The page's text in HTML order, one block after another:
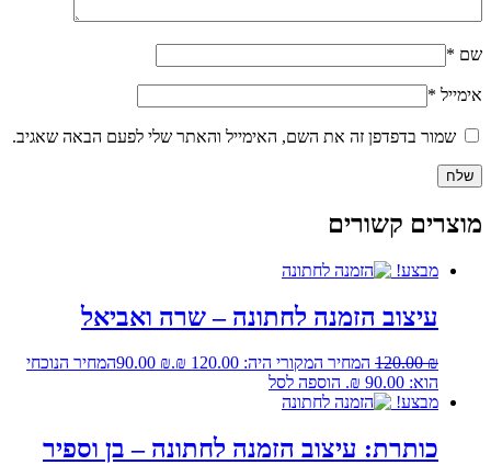
שם *
אימייל *
שמור בדפדפן זה את השם, האימייל והאתר שלי לפעם הבאה שאגיב.
מוצרים קשורים
מבצע!
עיצוב הזמנה לחתונה – שרה ואביאל
120.00₪ המחיר המקורי היה: 120.00 ₪. 90.00 ₪
המחיר הנוכחי
הוא: 90.00 ₪.
הוספה לסל
מבצע!
כותרת: עיצוב הזמנה לחתונה – בן וספיר